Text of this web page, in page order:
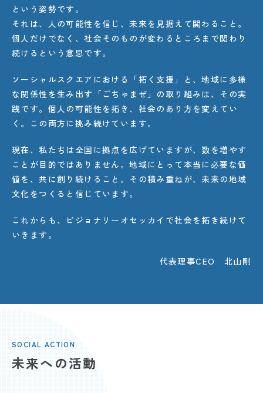
という姿勢です。
それは、人の可能性を信じ、未来を見据えて関わること。
個人だけでなく、社会そのものが変わるところまで関わり
続けるという意思です。
ソーシャルスクエアにおける「拓く支援」と、地域に多様
な関係性を生み出す「ごちゃまぜ」の取り組みは、その実
践です。個人の可能性を拓き、社会のあり方を変えてい
く。この両方に挑み続けています。
現在、私たちは全国に拠点を広げていますが、数を増やす
ことが目的ではありません。地域にとって本当に必要な価
値を、共に創り続けること。その積み重ねが、未来の地域
文化をつくると信じています。
これからも、ビジョナリーオセッカイで社会を拓き続けて
いきます。
代表理事CEO 北山剛
SOCIAL ACTION
未来への活動